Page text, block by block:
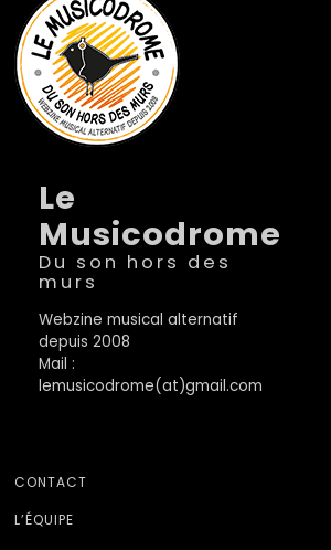
Le
Musicodrome
Du son hors des
murs
Webzine musical alternatif
depuis 2008
Mail :
lemusicodrome(at)gmail.com
CONTACT
L’ÉQUIPE